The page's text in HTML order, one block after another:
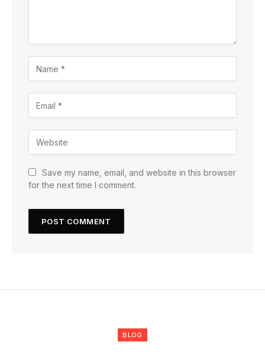
Save my name, email, and website in this browser
for the next time I comment.
BLOG